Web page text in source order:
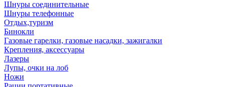
Шнуры соединительные
Шнуры телефонные
Отдых,туризм
Бинокли
Газовые гарелки, газовые насадки, зажигалки
Крепления, аксессуары
Лазеры
Лупы, очки на лоб
Ножи